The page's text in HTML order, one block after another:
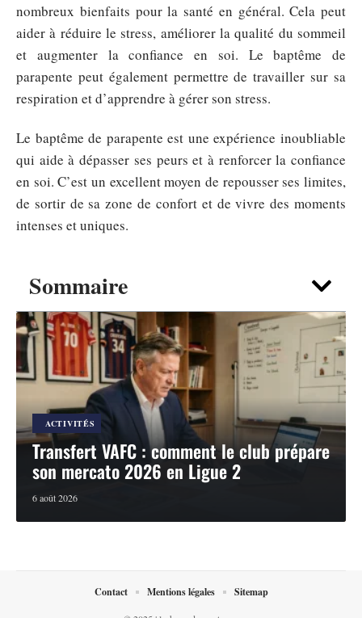
Sommaire
ACTIVITÉS
Transfert VAFC : comment le club prépare
son mercato 2026 en Ligue 2
6 août 2026
nombreux bienfaits pour la santé en général. Cela peut
aider à réduire le stress, améliorer la qualité du sommeil
et augmenter la confiance en soi. Le baptême de
parapente peut également permettre de travailler sur sa
respiration et d’apprendre à gérer son stress.
Le baptême de parapente est une expérience inoubliable
qui aide à dépasser ses peurs et à renforcer la confiance
en soi. C’est un excellent moyen de repousser ses limites,
de sortir de sa zone de confort et de vivre des moments
intenses et uniques.
Contact Mentions légales Sitemap